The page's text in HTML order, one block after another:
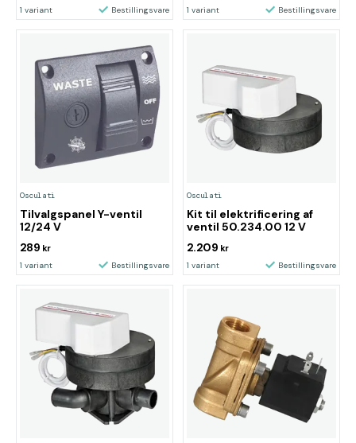
1 variant Bestillingsvare 1 variant Bestillingsvare
Osculati
Tilvalgspanel Y-ventil
12/24 V
289 kr
1 variant Bestillingsvare
Osculati
Kit til elektrificering af
ventil 50.234.00 12 V
2.209 kr
1 variant Bestillingsvare